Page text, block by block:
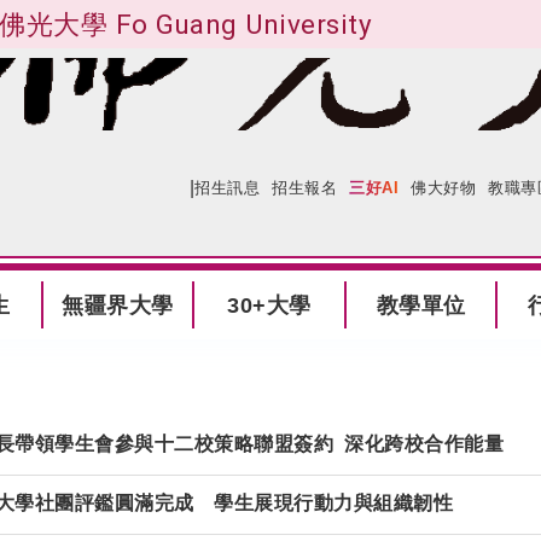
佛光大學 Fo Guang University
|招生訊息 招生報名 三好AI 佛大好物 教職專
無疆界大學 30+大學 教學單位
帶領學生會參與十二校策略聯盟簽約 深化跨校合作能量
學社團評鑑圓滿完成 學生展現行動力與組織韌性